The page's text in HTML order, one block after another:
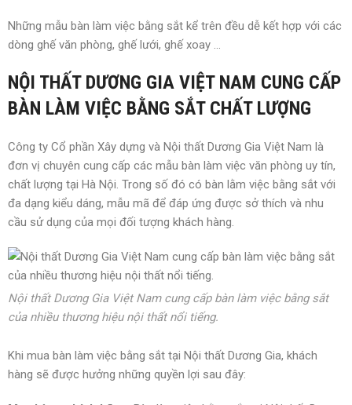
Những mẫu bàn làm việc bằng sắt kể trên đều dễ kết hợp với các
dòng ghế văn phòng, ghế lưới, ghế xoay …
NỘI THẤT DƯƠNG GIA VIỆT NAM CUNG CẤP
BÀN LÀM VIỆC BẰNG SẮT CHẤT LƯỢNG
Công ty Cổ phần Xây dựng và Nội thất Dương Gia Việt Nam là
đơn vị chuyên cung cấp các mẫu bàn làm việc văn phòng uy tín,
chất lượng tại Hà Nội. Trong số đó có bàn lằm việc bằng sắt với
đa dạng kiểu dáng, mẫu mã để đáp ứng được sở thích và nhu
cầu sử dụng của mọi đối tượng khách hàng.
Nội thất Dương Gia Việt Nam cung cấp bàn làm việc bằng sắt
của nhiều thương hiệu nội thất nổi tiếng.
Khi mua bàn làm việc bằng sắt tại Nội thất Dương Gia, khách
hàng sẽ được hưởng những quyền lợi sau đây: